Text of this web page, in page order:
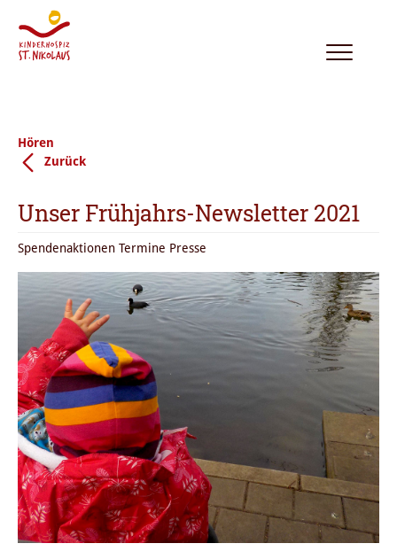
Toggle
Hören
Zurück
Unser Frühjahrs-Newsletter 2021
Spendenaktionen Termine Presse